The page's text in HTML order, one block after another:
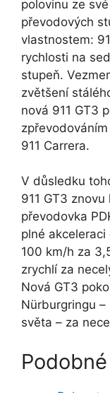
polovinu ze
převodových
vlastnostem:
rychlosti na
stupeň.
zvětšení
nová 911 GT3
911 Carrera.
V důsledku
911 GT3
převodovka
plné akceleraci
100 km/h za
zrychlí za
Nová GT3
Nürburgringu
světa – za